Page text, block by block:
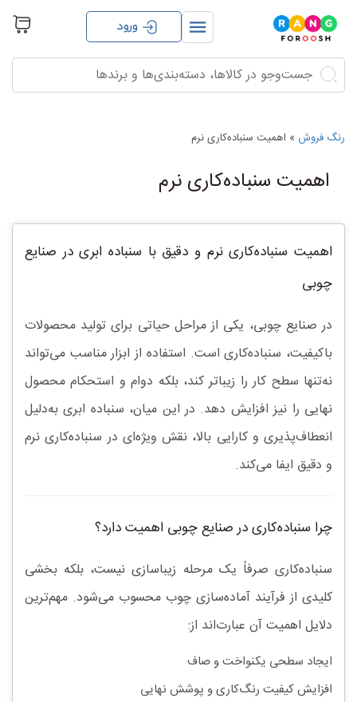
جستجو
برای:
جستجو
ورود
رنگ فروش » اهمیت سنباده‌کاری نرم
اهمیت سنباده‌کاری نرم
اهمیت سنباده‌کاری نرم و دقیق با سنباده ابری در صنایع
چوبی
در صنایع چوبی، یکی از مراحل حیاتی برای تولید محصولات
باکیفیت، سنباده‌کاریاست. استفاده از ابزار مناسب می‌تواند
نه‌تنها سطح کار را زیباتر کند، بلکه دوام و استحکام محصول
نهایی را نیز افزایش دهد. در این میان، سنباده ابریبه‌دلیل
انعطاف‌پذیری و کارایی بالا، نقش ویژه‌ای در سنباده‌کاری نرم
و دقیق ایفا می‌کند.
چرا سنباده‌کاری در صنایع چوبی اهمیت دارد؟
سنباده‌کاری صرفاً یک مرحله زیباسازی نیست، بلکه بخشی
کلیدی از فرآیند آماده‌سازی چوب محسوب می‌شود. مهم‌ترین
دلایل اهمیت آن عبارت‌اند از:
ایجاد سطحی یکنواخت و صاف
افزایش کیفیت رنگ‌کاری و پوشش نهایی